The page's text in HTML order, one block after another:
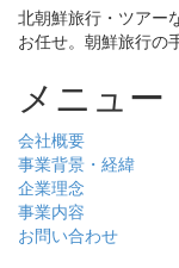
北朝鮮旅行・ツアー
お任せ。朝鮮旅行の
メニュー
会社概要
事業背景・経緯
企業理念
事業内容
お問い合わせ